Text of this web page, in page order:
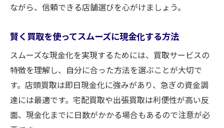
ながら、信頼できる店舗選びを心がけましょう。
賢く買取を使ってスムーズに現金化する方法
スムーズな現金化を実現するためには、買取サービスの
特徴を理解し、自分に合った方法を選ぶことが大切で
す。店頭買取は即日現金化に強みがあり、急ぎの資金調
達には最適です。宅配買取や出張買取は利便性が高い反
面、現金化までに日数がかかる場合もあるので注意が必